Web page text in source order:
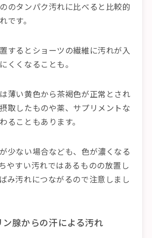
のタンパク汚れに比べると比較的
です。
するとショーツの繊維に汚れが入
くくなることも。
薄い黄色から茶褐色が正常とされ
取したものや薬、サプリメントな
ることもあります。
少ない場合なども、色が濃くなる
やすい汚れではあるものの放置し
み汚れにつながるので注意しまし
ン腺からの汗による汚れ